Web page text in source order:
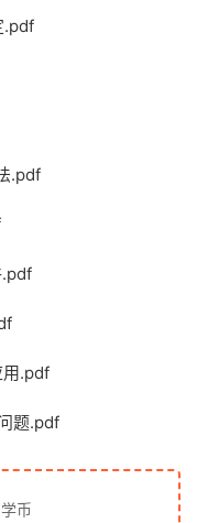
.pdf
.pdf
.pdf
用.pdf
题.pdf
学币